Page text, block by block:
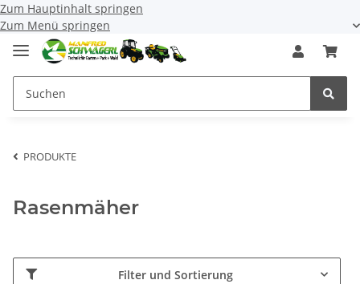
Zum Hauptinhalt springen
Zum Menü springen
PRODUKTE
Rasenmäher
Filter und Sortierung